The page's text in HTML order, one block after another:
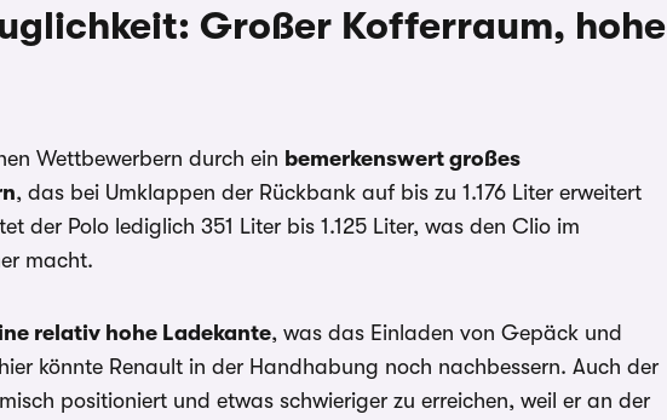
Großer Kofferraum, hohe
Wettbewerbern durch ein bemerkenswert großes
, das bei Umklappen der Rückbank auf bis zu 1.176 Liter erweitert
der Polo lediglich 351 Liter bis 1.125 Liter, was den Clio im
macht.
relativ hohe Ladekante, was das Einladen von Gepäck und
könnte Renault in der Handhabung noch nachbessern. Auch der
positioniert und etwas schwieriger zu erreichen, weil er an der